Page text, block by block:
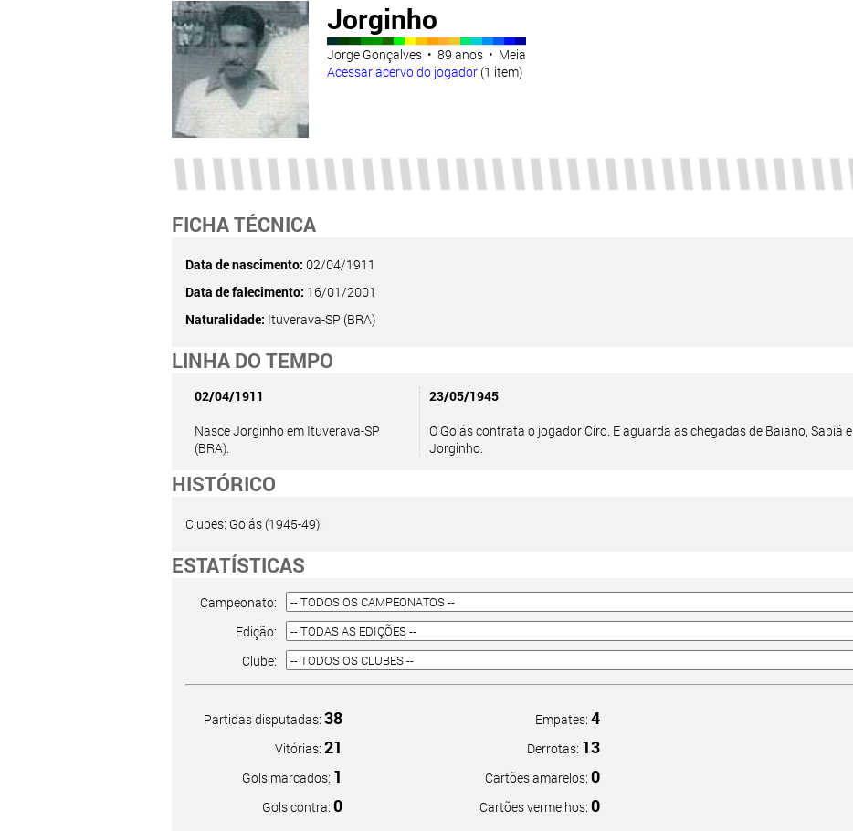
Jorginho
Jorge Gonçalves • 89 anos • Meia
Acessar acervo do jogador(1 item)
FICHA TÉCNICA
Data de nascimento: 02/04/1911
Data de falecimento: 16/01/2001
Naturalidade: Ituverava-SP (BRA)
LINHA DO TEMPO
02/04/1911
Nasce Jorginho em Ituverava-SP
(BRA).
23/05/1945
O Goiás contrata o jogador Ciro. E aguarda as chegadas de Baiano, Sabiá e
Jorginho.
HISTÓRICO
Clubes: Goiás (1945-49);
ESTATÍSTICAS
Campeonato:
Edição:
Clube:
Partidas disputadas: 38
Vitórias: 21
Gols marcados: 1
Gols contra: 0
Empates: 4
Derrotas: 13
Cartões amarelos: 0
Cartões vermelhos: 0